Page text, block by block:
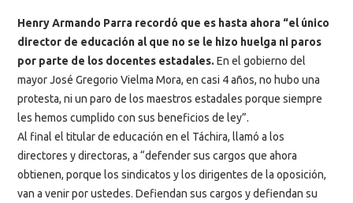
Henry Armando Parra recordó que es hasta ahora “el único
director de educación al que no se le hizo huelga ni paros
por parte de los docentes estadales. En el gobierno del
mayor José Gregorio Vielma Mora, en casi 4 años, no hubo una
protesta, ni un paro de los maestros estadales porque siempre
les hemos cumplido con sus beneficios de ley”.
Al final el titular de educación en el Táchira, llamó a los
directores y directoras, a “defender sus cargos que ahora
obtienen, porque los sindicatos y los dirigentes de la oposición,
van a venir por ustedes. Defiendan sus cargos y defiendan su